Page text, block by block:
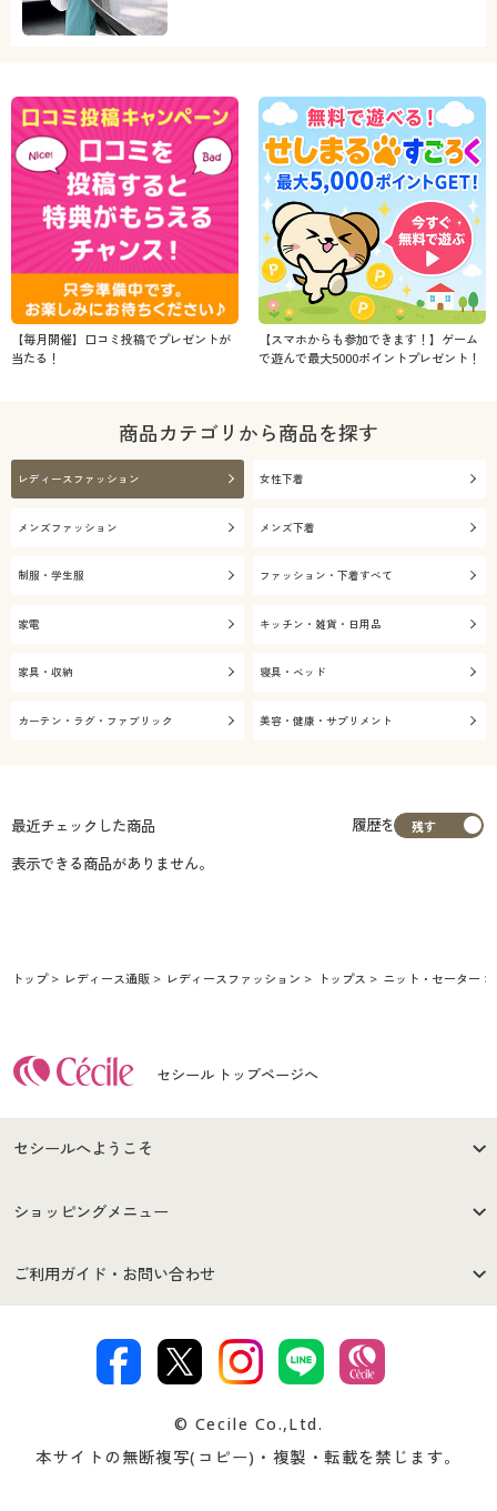
【毎月開催】口コミ投稿でプレゼントが
当たる！
【スマホからも参加できます！】ゲーム
で遊んで最大5000ポイントプレゼント！
商品カテゴリから商品を探す
レディースファッション 女性下着
メンズファッション メンズ下着
制服・学生服 ファッション・下着すべて
家電 キッチン・雑貨・日用品
家具・収納 寝具・ベッド
カーテン・ラグ・ファブリック 美容・健康・サプリメント
最近チェックした商品
履歴を
表示できる商品がありません。
トップ レディース通販 レディースファッション トップス ニット・セーター
セシール トップページへ
セシールへようこそ
はじめての方へ
セシールご利用規約
著作権・商標について 会社案内
ショッピングメニュー
商品カテゴリ
プレゼント＆キャンペーン サイトマップ
ご利用ガイド・お問い合わせ
交換・返品は お支払は
ついて
忘れの場合
© Cecile Co.,Ltd.
本サイトの無断複写(コピー)・複製・転載を禁じます。